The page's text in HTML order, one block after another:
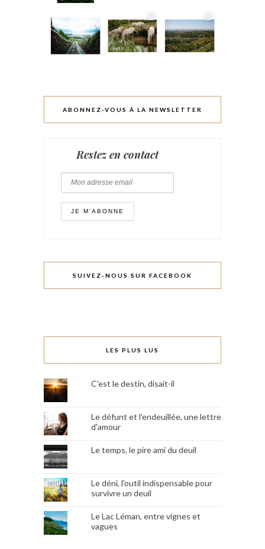
ABONNEZ-VOUS À LA NEWSLETTER
Restez en contact
SUIVEZ-NOUS SUR FACEBOOK
LES PLUS LUS
C'est le destin, disait-il
Le défunt et l'endeuillée, une lettre
d'amour
Le temps, le pire ami du deuil
Le déni, l'outil indispensable pour
survivre un deuil
Le Lac Léman, entre vignes et
vagues